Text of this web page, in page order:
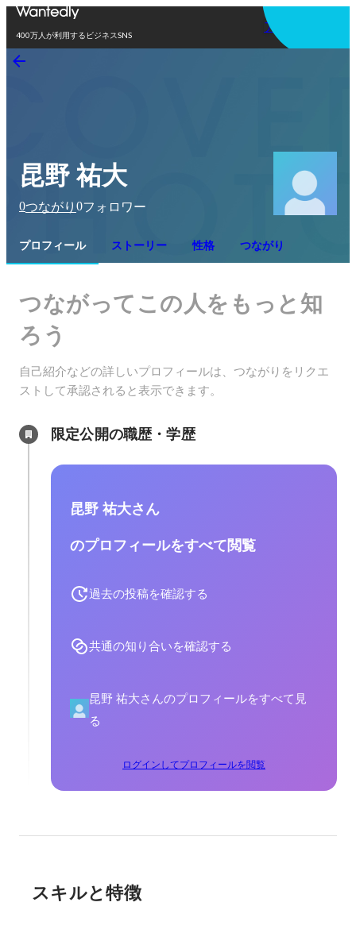
400万人が利用するビジネスSNS
アプリを使う
昆野 祐大
0つながり 0フォロワー
プロフィール ストーリー 性格 つながり
つながってこの人をもっと知
ろう
自己紹介などの詳しいプロフィールは、つながりをリクエ
ストして承認されると表示できます。
限定公開の職歴・学歴
昆野 祐大さん
のプロフィールをすべて閲覧
過去の投稿を確認する
共通の知り合いを確認する
昆野 祐大さんのプロフィールをすべて見
る
ログインしてプロフィールを閲覧
スキルと特徴